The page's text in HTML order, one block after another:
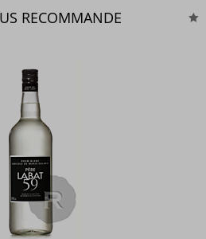
RECOMMANDE